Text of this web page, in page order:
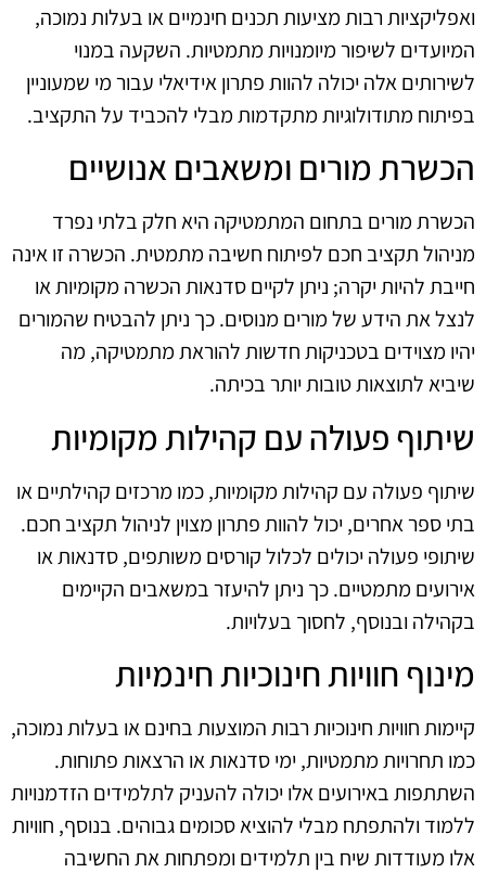
ואפליקציות רבות מציעות תכנים חינמיים או בעלות נמוכה,
המיועדים לשיפור מיומנויות מתמטיות. השקעה במנוי
לשירותים אלה יכולה להוות פתרון אידיאלי עבור מי שמעוניין
בפיתוח מתודולוגיות מתקדמות מבלי להכביד על התקציב.
הכשרת מורים ומשאבים אנושיים
הכשרת מורים בתחום המתמטיקה היא חלק בלתי נפרד
מניהול תקציב חכם לפיתוח חשיבה מתמטית. הכשרה זו אינה
חייבת להיות יקרה; ניתן לקיים סדנאות הכשרה מקומיות או
לנצל את הידע של מורים מנוסים. כך ניתן להבטיח שהמורים
יהיו מצוידים בטכניקות חדשות להוראת מתמטיקה, מה
שיביא לתוצאות טובות יותר בכיתה.
שיתוף פעולה עם קהילות מקומיות
שיתוף פעולה עם קהילות מקומיות, כמו מרכזים קהילתיים או
בתי ספר אחרים, יכול להוות פתרון מצוין לניהול תקציב חכם.
שיתופי פעולה יכולים לכלול קורסים משותפים, סדנאות או
אירועים מתמטיים. כך ניתן להיעזר במשאבים הקיימים
בקהילה ובנוסף, לחסוך בעלויות.
מינוף חוויות חינוכיות חינמיות
קיימות חוויות חינוכיות רבות המוצעות בחינם או בעלות נמוכה,
כמו תחרויות מתמטיות, ימי סדנאות או הרצאות פתוחות.
השתתפות באירועים אלו יכולה להעניק לתלמידים הזדמנויות
ללמוד ולהתפתח מבלי להוציא סכומים גבוהים. בנוסף, חוויות
אלו מעודדות שיח בין תלמידים ומפתחות את החשיבה